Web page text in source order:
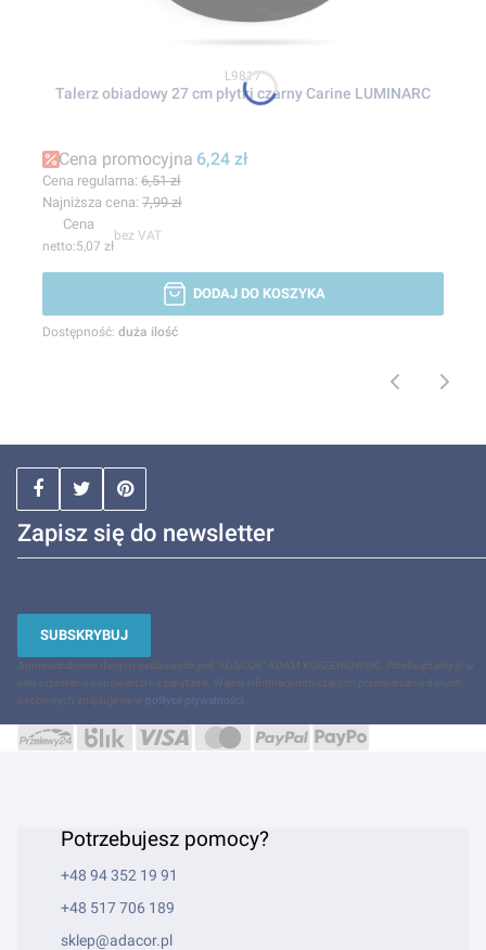
Kod produktu
L9817
Talerz obiadowy 27 cm płytki czarny Carine LUMINARC
Cena promocyjna 6,24 zł
Cena regularna: 6,51 zł
Najniższa cena: 7,99 zł
Cena
5,07 zł
bez VAT
DODAJ DO KOSZYKA
Dostępność: duża ilość
Zapisz się do newsletter
SUBSKRYBUJ
Administratorem danych osobowych jest "ADACOR" ADAM KORZENIOWSKI. Przetwarzamy je w
celu przesłania odpowiedzi na zapytanie. Więcej informacji dotyczących przetwarzania danych
osobowych znajduje się w
Potrzebujesz pomocy?
+48 94 352 19 91
+48 517 706 189
sklep@adacor.pl